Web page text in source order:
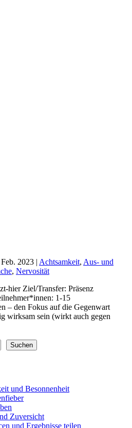
2023 | Achtsamkeit, Aus- und
, Nervosität
hier Ziel/Transfer: Präsenz
1-15
– den Fokus auf die Gegenwart
wirksam sein (wirkt auch gegen
Suchen
und Besonnenheit
Zuversicht
und Ergebnisse teilen